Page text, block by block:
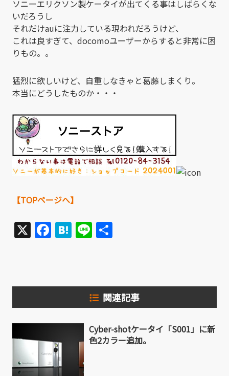
ソニーエリクソン製ケータイが出てくる事はしばらくな
いだろうし
それだけauに注力している現われだろうけど、
これは良すぎて、docomoユーザーからすると非常に困
りもの。。
猛烈に欲しいけど、自重しなきゃと葛藤しまくり。
本当にどうしたものか・・・
【TOPページへ】
X Facebook
Hatena
Line
関連記事
Cyber-shotケータイ「S001」に新
色2カラー追加。